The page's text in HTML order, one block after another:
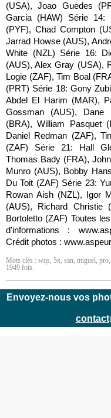
(USA), Joao Guedes
Garcia (HAW) Série 14:
(PYF), Chad Compton
Jarrad Howse (AUS),
White (NZL) Série 16:
(AUS), Alex Gray (USA),
Logie (ZAF), Tim Boal
(PRT) Série 18: Gony
Abdel El Harim (MAR),
Gossman (AUS), Dane
(BRA), William Pasquet
Daniel Redman (ZAF),
(ZAF) Série 21: Hall
Thomas Bady (FRA),
Munro (AUS), Bobby
Du Toit (ZAF) Série 23:
Rowan Aish (NZL), Igor
(AUS), Richard Christie
Bortoletto (ZAF) Toutes
d'informations :
Crédit photos :
Mots clés : wqs, 5x, san, miguel, pro,
1949 fois.
Envoyez-nous vos